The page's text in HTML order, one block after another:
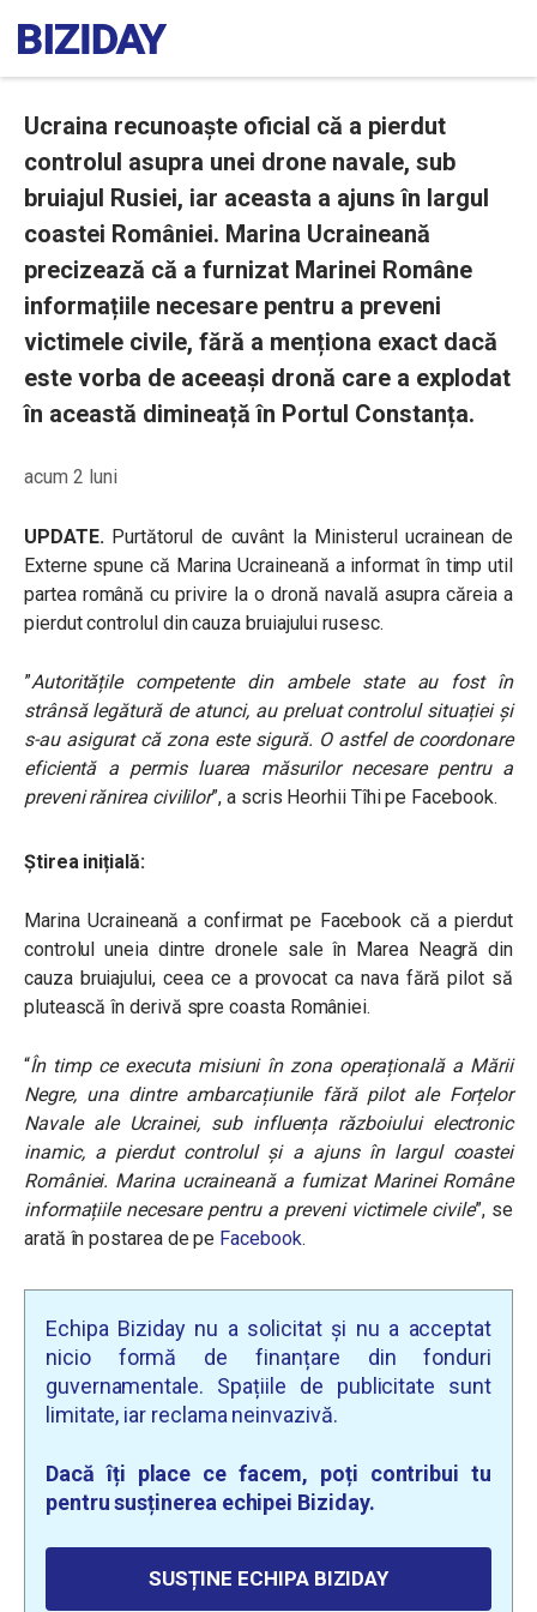
Ucraina recunoaște oficial că a pierdut
controlul asupra unei drone navale, sub
bruiajul Rusiei, iar aceasta a ajuns în largul
coastei României. Marina Ucraineană
precizează că a furnizat Marinei Române
informațiile necesare pentru a preveni
victimele civile, fără a menționa exact dacă
este vorba de aceeași dronă care a explodat
în această dimineață în Portul Constanța.
acum 2 luni
UPDATE.Purtătorul de cuvânt la Ministerul ucrainean de
Externe spune că Marina Ucraineană a informat în timp util
partea română cu privire la o dronă navală asupra căreia a
pierdut controlul din cauza bruiajului rusesc.
”Autoritățile competente din ambele state au fost în
strânsă legătură de atunci, au preluat controlul situației și
s-au asigurat că zona este sigură. O astfel de coordonare
eficientă a permis luarea măsurilor necesare pentru a
preveni rănirea civililor”, a scris Heorhii Tîhi pe Facebook.
Știrea inițială:
Marina Ucraineană a confirmat pe Facebook că a pierdut
controlul uneia dintre dronele sale în Marea Neagră din
cauza bruiajului, ceea ce a provocat ca nava fără pilot să
plutească în derivă spre coasta României.
“În timp ce executa misiuni în zona operațională a Mării
Negre, una dintre ambarcațiunile fără pilot ale Forțelor
Navale ale Ucrainei, sub influența războiului electronic
inamic, a pierdut controlul și a ajuns în largul coastei
României. Marina ucraineană a furnizat Marinei Române
informațiile necesare pentru a preveni victimele civile”, se
arată în postarea de pe Facebook.
Echipa Biziday nu a solicitat și nu a acceptat
nicio formă de finanțare din fonduri
guvernamentale. Spațiile de publicitate sunt
limitate, iar reclama neinvazivă.
Dacă îți place ce facem, poți contribui tu
pentru susținerea echipei Biziday.
SUSȚINE ECHIPA BIZIDAY